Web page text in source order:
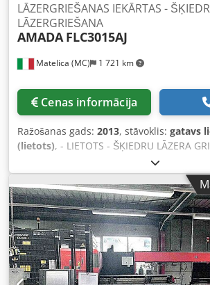
Matelica (MC) 1 721 km
LĀZERGRIEŠANAS IEKĀRTAS -
LĀZERGRIEŠANA
AMADA FLC3015AJ
Cenas informācija
Ražošanas gads: 2013, stāvoklis: gatavs
(lietots), - LIETOTS - ŠĶIEDRU LĀZERA
AR PALETES MAIŅAS UN IELĀDES/
Anovhc S Hsder X ASIS DARBĪBAS
DARBĪBAS RADIUSS: 1550 mm Z ASIS
100 mm DARBA LAUKUMS: 3070 x 1550
SLODZE UZ DARBA VIRSMAS: 920 kg
lāzers; 2000 W VADĪBAS BLOKS: AMADA
11200 kg KOPĒJIE IZMĒRI: 10028 x 2900
AR IELĀDES/IZLĀDES SISTĒMU LKI modelis
ražošanas gads 2013; AUTOMĀTISKA